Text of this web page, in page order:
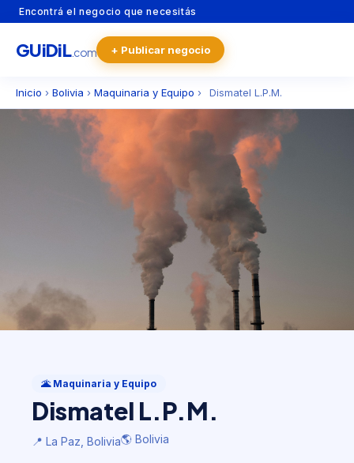
Encontrá el negocio que necesitás
GUiDiL.com + Publicar negocio
Inicio › Bolivia › Maquinaria y Equipo › Dismatel L.P.M.
Dismatel L.P.M.
📍 La Paz, Bolivia 🌎 Bolivia
🌋 Maquinaria y Equipo
Dismatel L.P.M.
📍 La Paz, Bolivia🌎 Bolivia